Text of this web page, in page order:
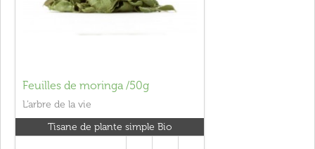
Feuilles de moringa /50g
L’arbre de la vie
Tisane de plante simple Bio